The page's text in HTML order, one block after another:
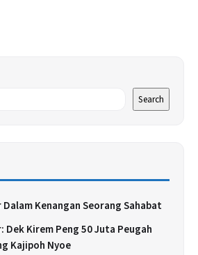
Search
Dalam Kenangan Seorang Sahabat
Dek Kirem Peng 50 Juta Peugah
Kajipoh Nyoe